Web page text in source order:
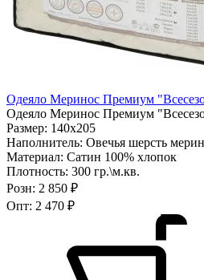
Одеяло Меринос Премиум
Одеяло Меринос Премиум
Размер: 140х205
Наполнитель: Овечья шерсть
Материал: Сатин 100% хлопок
Плотность: 300 гр.\м.кв.
Розн: 2 850 ₽
Опт: 2 470 ₽